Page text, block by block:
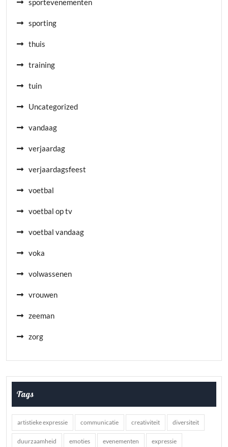
sporting
thuis
training
tuin
Uncategorized
vandaag
verjaardag
verjaardagsfeest
voetbal
voetbal op tv
voetbal vandaag
voka
volwassenen
vrouwen
zeeman
zorg
Tags
artistieke expressie communicatie creativiteit diversiteit
duurzaamheid emoties evenementen expressie